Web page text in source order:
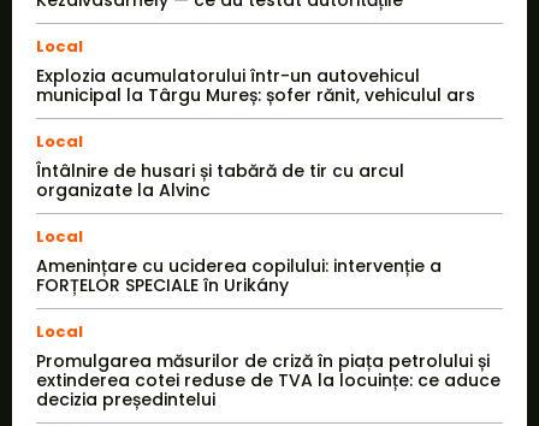
Local
Explozia acumulatorului într-un autovehicul
municipal la Târgu Mureș: șofer rănit, vehiculul ars
Local
Întâlnire de husari și tabără de tir cu arcul
organizate la Alvinc
Local
Amenințare cu uciderea copilului: intervenție a
FORȚELOR SPECIALE în Urikány
Local
Promulgarea măsurilor de criză în piața petrolului și
extinderea cotei reduse de TVA la locuințe: ce aduce
decizia președintelui